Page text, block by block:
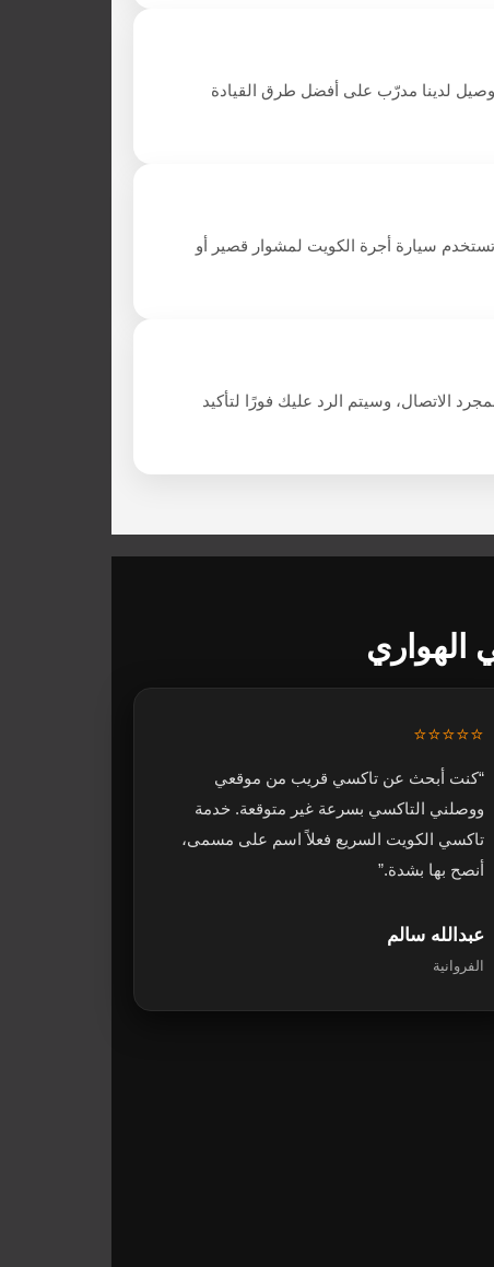
لدينا مدرّب على أفضل طرق القيادة
سيارة أجرة الكويت لمشوار قصير أو
الاتصال، وسيتم الرد عليك فورًا لتأكيد
الهواري
⭐⭐⭐⭐⭐
“كنت أبحث عن تاكسي قريب من موقعي
ووصلني التاكسي بسرعة غير متوقعة. خدمة
تاكسي الكويت السريع فعلاً اسم على مسمى،
أنصح بها بشدة.”
عبدالله سالم
الفروانية